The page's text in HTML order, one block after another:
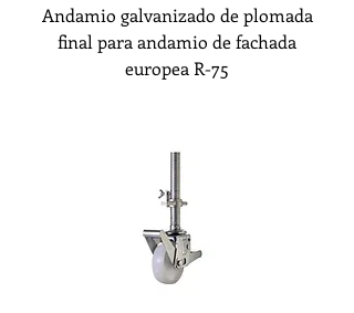
Andamio galvanizado de plomada
final para andamio de fachada
europea R-75